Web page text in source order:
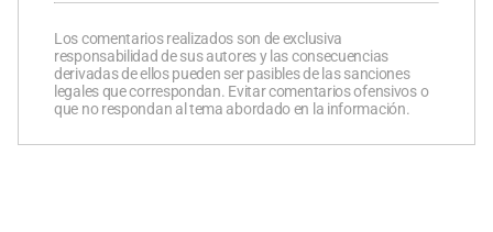
Los comentarios realizados son de exclusiva
responsabilidad de sus autores y las consecuencias
derivadas de ellos pueden ser pasibles de las sanciones
legales que correspondan. Evitar comentarios ofensivos o
que no respondan al tema abordado en la información.